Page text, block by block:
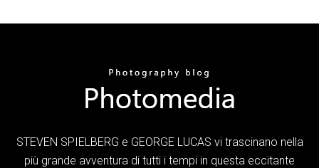
STEVEN SPIELBERG e GEORGE LUCAS vi trascinano nella
più grande avventura di tutti i tempi in questa eccitante